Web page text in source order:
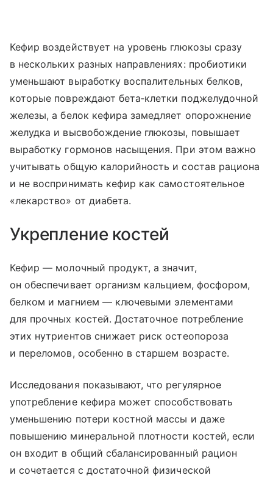
Кефир воздействует на уровень глюкозы сразу
в нескольких разных направлениях: пробиотики
уменьшают выработку воспалительных белков,
которые повреждают бета‑клетки поджелудочной
железы, а белок кефира замедляет опорожнение
желудка и высвобождение глюкозы, повышает
выработку гормонов насыщения. При этом важно
учитывать общую калорийность и состав рациона
и не воспринимать кефир как самостоятельное
«лекарство» от диабета.
Укрепление костей
Кефир — молочный продукт, а значит,
он обеспечивает организм кальцием, фосфором,
белком и магнием — ключевыми элементами
для прочных костей. Достаточное потребление
этих нутриентов снижает риск остеопороза
и переломов, особенно в старшем возрасте.
Исследования показывают, что регулярное
употребление кефира может способствовать
уменьшению потери костной массы и даже
повышению минеральной плотности костей, если
он входит в общий сбалансированный рацион
и сочетается с достаточной физической